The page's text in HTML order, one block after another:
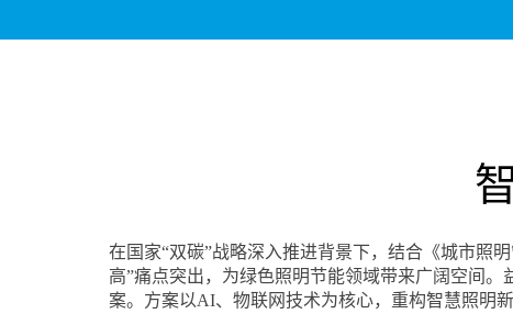
在国家“双碳”战略深入推进背景下，结合《城市照
高”痛点突出，为绿色照明节能领域带来广阔空间。
案。方案以AI、物联网技术为核心，重构智慧照明